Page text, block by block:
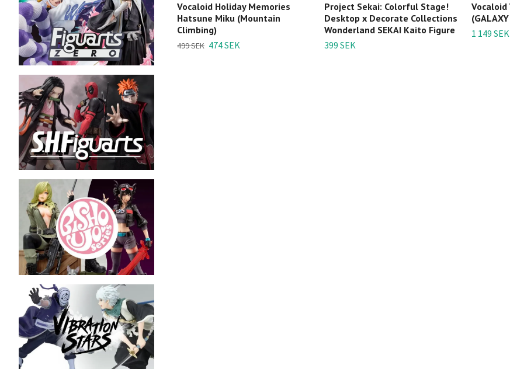
Vocaloid Holiday Memories
Hatsune Miku (Mountain
Climbing)
499 SEK 474 SEK
Project Sekai: Colorful Stage!
Desktop x Decorate Collections
Wonderland SEKAI Kaito Figure
399 SEK
1 149 SEK